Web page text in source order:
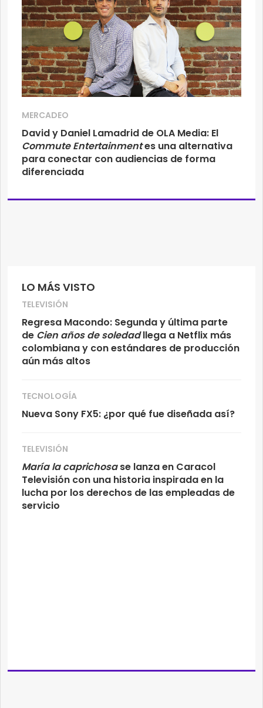
LO MÁS VISTO
TELEVISIÓN
Regresa Macondo: Segunda y última parte
de Cien años de soledadllega a Netflix más
colombiana y con estándares de producción
aún más altos
TECNOLOGÍA
Nueva Sony FX5: ¿por qué fue diseñada así?
TELEVISIÓN
María la caprichosase lanza en Caracol
Televisión con una historia inspirada en la
lucha por los derechos de las empleadas de
servicio
MERCADEO
David y Daniel Lamadrid de OLA Media: El
Commute Entertainmentes una alternativa
para conectar con audiencias de forma
diferenciada